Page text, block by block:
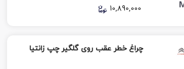
10,890,000
چراغ خطر عقب روی گلگیر چپ زانتیا